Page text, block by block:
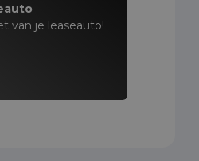
van je leaseauto!